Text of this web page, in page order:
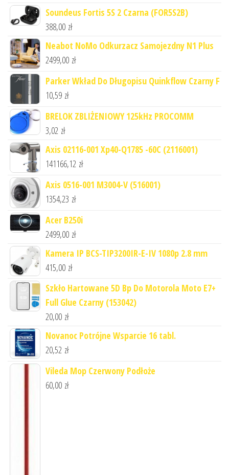
Soundeus Fortis 5S 2 Czarna (FOR5S2B)
388,00 zł
Neabot NoMo Odkurzacz Samojezdny N1 Plus
2499,00 zł
Parker Wkład Do Długopisu Quinkflow Czarny F
10,59 zł
BRELOK ZBLIŻENIOWY 125kHz PROCOMM
3,02 zł
Axis 02116-001 Xp40-Q1785 -60C (2116001)
141166,12 zł
Axis 0516-001 M3004-V (516001)
1354,23 zł
Acer B250i
2499,00 zł
Kamera IP BCS-TIP3200IR-E-IV 1080p 2.8 mm
415,00 zł
Szkło Hartowane 5D Bp Do Motorola Moto E7+
Full Glue Czarny (153042)
20,00 zł
Novanoc Potrójne Wsparcie 16 tabl.
20,52 zł
Vileda Mop Czerwony Podłoże
60,00 zł